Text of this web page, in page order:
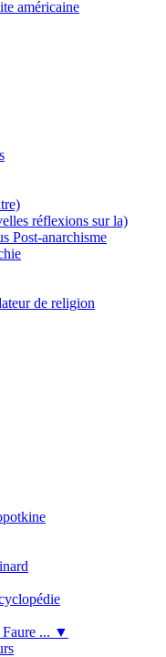
américaine
réflexions sur la)
Post-anarchisme
de religion
... ▼